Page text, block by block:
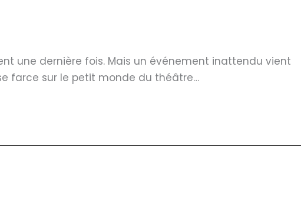
une dernière fois. Mais un événement inattendu vient
farce sur le petit monde du théâtre…